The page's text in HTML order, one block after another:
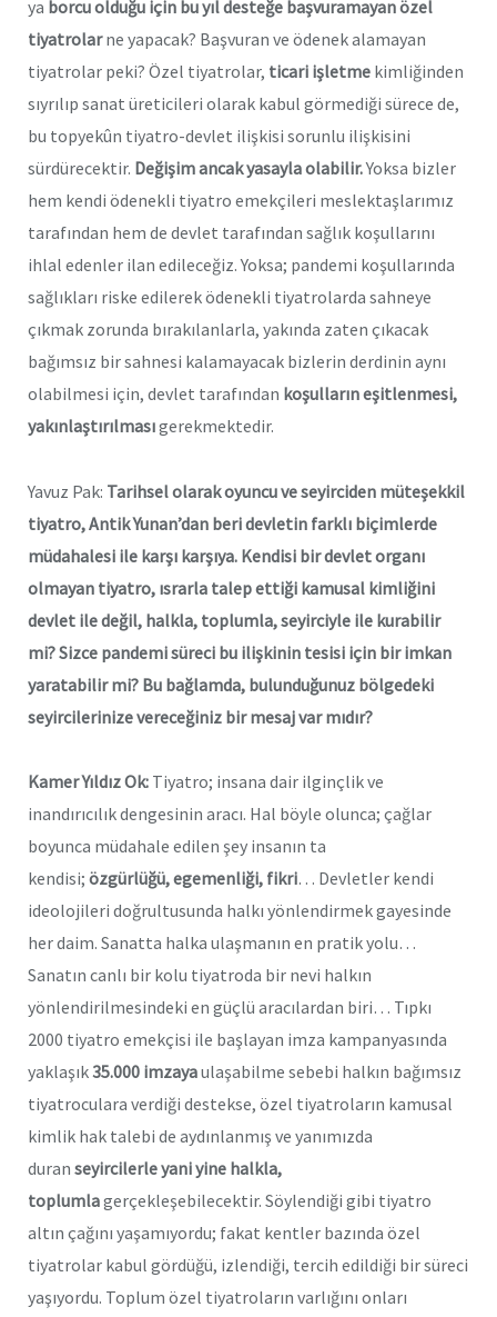
ya borcu olduğu için bu yıl desteğe başvuramayan özel
tiyatrolarne yapacak? Başvuran ve ödenek alamayan
tiyatrolar peki? Özel tiyatrolar, ticari işletme kimliğinden
sıyrılıp sanat üreticileri olarak kabul görmediği sürece de,
bu topyekûn tiyatro-devlet ilişkisi sorunlu ilişkisini
sürdürecektir. Değişim ancak yasayla olabilir.Yoksa bizler
hem kendi ödenekli tiyatro emekçileri meslektaşlarımız
tarafından hem de devlet tarafından sağlık koşullarını
ihlal edenler ilan edileceğiz. Yoksa; pandemi koşullarında
sağlıkları riske edilerek ödenekli tiyatrolarda sahneye
çıkmak zorunda bırakılanlarla, yakında zaten çıkacak
bağımsız bir sahnesi kalamayacak bizlerin derdinin aynı
olabilmesi için, devlet tarafından koşulların eşitlenmesi,
yakınlaştırılmasıgerekmektedir.
Yavuz Pak: Tarihsel olarak oyuncu ve seyirciden müteşekkil
tiyatro, Antik Yunan’dan beri devletin farklı biçimlerde
müdahalesi ile karşı karşıya. Kendisi bir devlet organı
olmayan tiyatro, ısrarla talep ettiği kamusal kimliğini
devlet ile değil, halkla, toplumla, seyirciyle ile kurabilir
mi? Sizce pandemi süreci bu ilişkinin tesisi için bir imkan
yaratabilir mi? Bu bağlamda, bulunduğunuz bölgedeki
seyircilerinize vereceğiniz bir mesaj var mıdır?
Kamer Yıldız Ok: Tiyatro; insana dair ilginçlik ve
inandırıcılık dengesinin aracı. Hal böyle olunca; çağlar
boyunca müdahale edilen şey insanın ta
kendisi; özgürlüğü, egemenliği, fikri… Devletler kendi
ideolojileri doğrultusunda halkı yönlendirmek gayesinde
her daim. Sanatta halka ulaşmanın en pratik yolu…
Sanatın canlı bir kolu tiyatroda bir nevi halkın
yönlendirilmesindeki en güçlü aracılardan biri… Tıpkı
2000 tiyatro emekçisi ile başlayan imza kampanyasında
yaklaşık35.000 imzayaulaşabilme sebebi halkın bağımsız
tiyatroculara verdiği destekse, özel tiyatroların kamusal
kimlik hak talebi de aydınlanmış ve yanımızda
duran seyircilerle yani yine halkla,
toplumlagerçekleşebilecektir. Söylendiği gibi tiyatro
altın çağını yaşamıyordu; fakat kentler bazında özel
tiyatrolar kabul gördüğü, izlendiği, tercih edildiği bir süreci
yaşıyordu. Toplum özel tiyatroların varlığını onları